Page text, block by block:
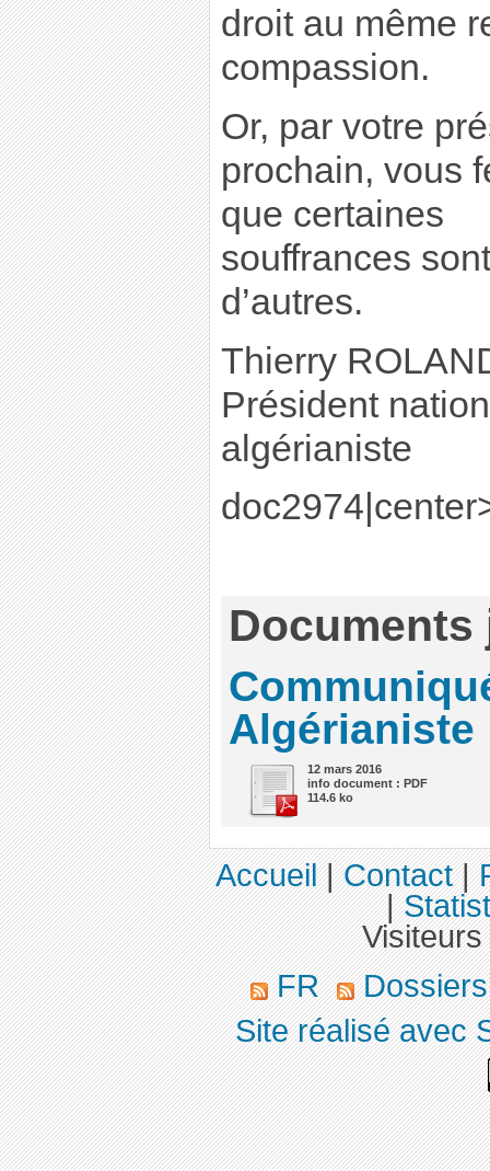
droit au même
compassion.
Or, par votre
prochain, vous
que certaines
souffrances
d’autres.
Thierry
Président
algérianiste
Documents
Algérianiste
12 mars 2016
info document : PDF
114.6 ko
Accueil|Contact|
|
FR
Site réalisé avec